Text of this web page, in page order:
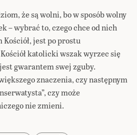
że są wolni, bo w sposób wolny
– wybrać to, czego chce od nich
jest po prostu
katolicki wszak wyrzec się
gwarantem swej zguby.
znaczenia, czy następnym
czy może
nie zmieni.